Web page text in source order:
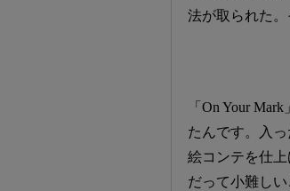
法が取られた。
「On Your
たんです。入
絵コンテを仕
だって小難し